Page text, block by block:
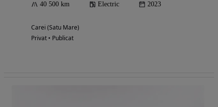
40 500 km Electric 2023
Carei (Satu Mare)
Privat • Publicat